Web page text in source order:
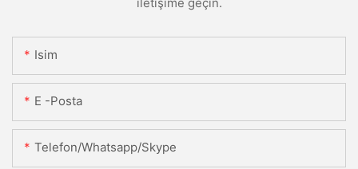
Isim
E -posta
Telefon/Whatsapp/Skype